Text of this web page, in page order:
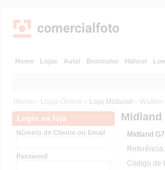
Home Lojas Autel Broncolor Hähnel
Home » Lojas Online » Loja Midland »
Login na loja
Número de Cliente ou Email
Password
Midland
Midland
Código de